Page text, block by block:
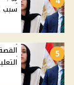
سبب
5